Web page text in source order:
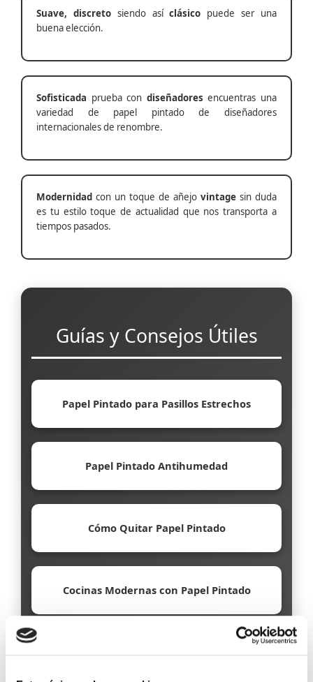
Suave, discretosiendo asíclásico puede ser una
buena elección.
Sofisticada prueba con diseñadores encuentras una
variedad de papel pintado de diseñadores
internacionales de renombre.
Modernidad con un toque de añejo vintage sin duda
es tu estilo toque de actualidad que nos transporta a
tiempos pasados.
Guías y Consejos Útiles
Papel Pintado para Pasillos Estrechos
Papel Pintado Antihumedad
Cómo Quitar Papel Pintado
Cocinas Modernas con Papel Pintado
Papel Pintado Ecológico